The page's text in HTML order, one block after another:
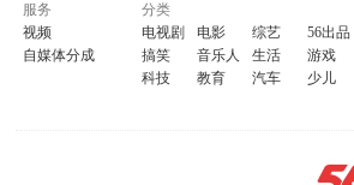
服务
视频
自媒体分成
分类
电视剧
电影 综艺 56出品
搞笑
音乐人 生活 游戏
科技
教育 汽车 少儿